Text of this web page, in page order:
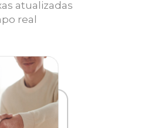
atualizadas
real